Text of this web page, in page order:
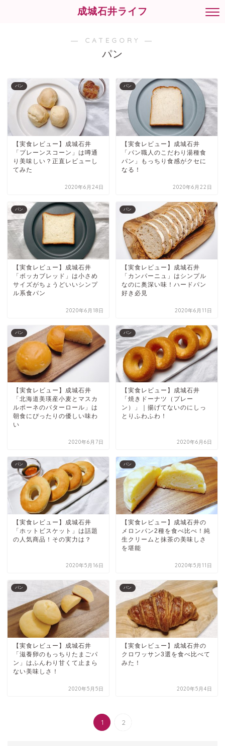
成城石井ライフ
― CATEGORY ―
パン
パン
【実食レビュー】成城石井
「プレーンスコーン」は噂通
り美味しい？正直レビューし
てみた
2020年6月24日
パン
【実食レビュー】成城石井
「パン職人のこだわり湯種食
パン」もっちり食感がクセに
なる！
2020年6月22日
パン
【実食レビュー】成城石井
「ボッカブレッド」は小さめ
サイズがちょうどいいシンプ
ル系食パン
2020年6月18日
パン
【実食レビュー】成城石井
「カンパーニュ」はシンプル
なのに奥深い味！ハードパン
好き必見
2020年6月11日
パン
【実食レビュー】成城石井
「北海道美瑛産小麦とマスカ
ルポーネのバターロール」は
朝食にぴったりの優しい味わ
い
2020年6月7日
パン
【実食レビュー】成城石井
「焼きドーナツ（プレー
ン）」｜揚げてないのにしっ
とりふわふわ！
2020年6月6日
パン
【実食レビュー】成城石井
「ホットビスケット」は話題
の人気商品！その実力は？
2020年5月16日
パン
【実食レビュー】成城石井の
メロンパン2種を食べ比べ！純
生クリームと抹茶の美味しさ
を堪能
2020年5月11日
パン
【実食レビュー】成城石井
「滋養卵のもっちりたまごパ
ン」はふんわり甘くて止まら
ない美味しさ！
2020年5月5日
パン
【実食レビュー】成城石井の
クロワッサン3選を食べ比べて
みた！
2020年5月4日
1 2